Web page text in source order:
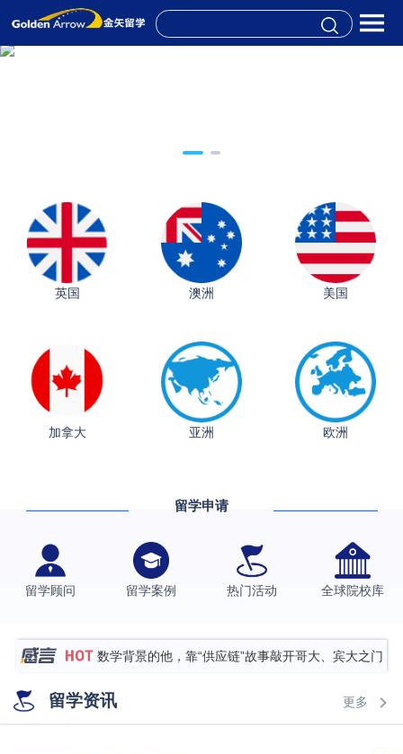
英国 澳洲 美国
加拿大 亚洲 欧洲
留学申请
留学顾问 留学案例 热门活动 全球院校库
伯明翰大学数字媒体与创意产业硕士录取案例
西南财经大学投资学背景，成功斩获英国名校多份
硕士录取
数学背景的他，靠“供应链”故事敲开哥大、宾大之门
专科逆袭伦敦大学学院UCL录取案例解析
香港浸会大学伦理与公共事务硕士录取
留学资讯 更多